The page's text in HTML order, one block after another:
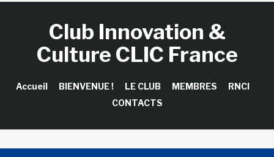
Club Innovation &
Culture CLIC France
Accueil BIENVENUE ! LE CLUB MEMBRES
RNCI
CONTACTS